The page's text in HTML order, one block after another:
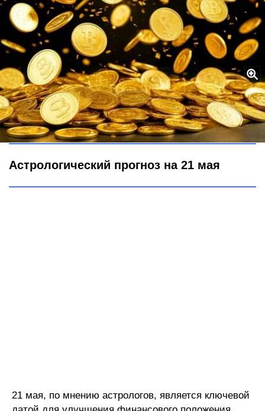
Божество Огня закружит в денежном вихре: эти знаки ждут
глобальные перемены – старт уже 21 мая
Городовой ру
Астрологический прогноз на 21 мая
21 мая, по мнению астрологов, является ключевой